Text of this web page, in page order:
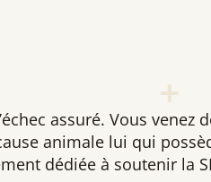
assuré. Vous venez
animale lui qui
dédiée à soutenir la